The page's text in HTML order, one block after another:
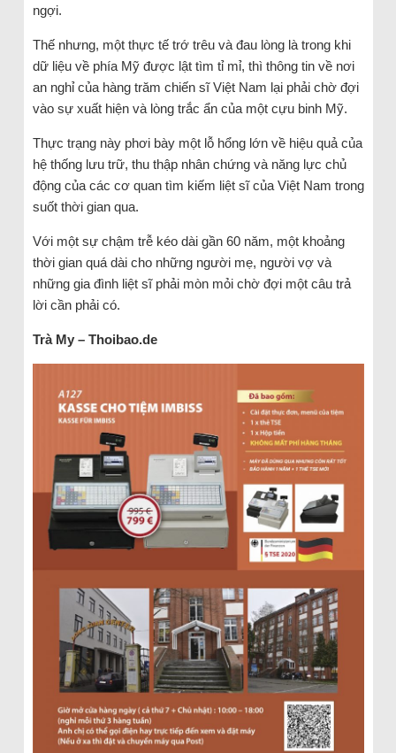
ngợi.
Thế nhưng, một thực tế trớ trêu và đau lòng là trong khi
dữ liệu về phía Mỹ được lật tìm tỉ mỉ, thì thông tin về nơi
an nghỉ của hàng trăm chiến sĩ Việt Nam lại phải chờ đợi
vào sự xuất hiện và lòng trắc ẩn của một cựu binh Mỹ.
Thực trạng này phơi bày một lỗ hổng lớn về hiệu quả của
hệ thống lưu trữ, thu thập nhân chứng và năng lực chủ
động của các cơ quan tìm kiếm liệt sĩ của Việt Nam trong
suốt thời gian qua.
Với một sự chậm trễ kéo dài gần 60 năm, một khoảng
thời gian quá dài cho những người mẹ, người vợ và
những gia đình liệt sĩ phải mòn mỏi chờ đợi một câu trả
lời cần phải có.
Trà My – Thoibao.de